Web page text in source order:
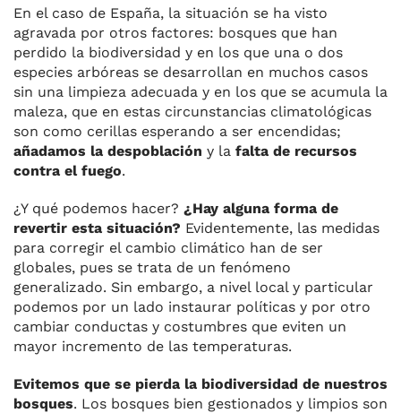
En el caso de España, la situación se ha visto
agravada por otros factores: bosques que han
perdido la biodiversidad y en los que una o dos
especies arbóreas se desarrollan en muchos casos
sin una limpieza adecuada y en los que se acumula la
maleza, que en estas circunstancias climatológicas
son como cerillas esperando a ser encendidas;
añadamos la despoblación y la falta de recursos
contra el fuego.
¿Y qué podemos hacer? ¿Hay alguna forma de
revertir esta situación? Evidentemente, las medidas
para corregir el cambio climático han de ser
globales, pues se trata de un fenómeno
generalizado. Sin embargo, a nivel local y particular
podemos por un lado instaurar políticas y por otro
cambiar conductas y costumbres que eviten un
mayor incremento de las temperaturas.
Evitemos que se pierda la biodiversidad de nuestros
bosques. Los bosques bien gestionados y limpios son